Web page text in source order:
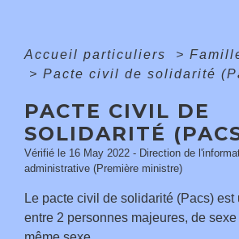
Accueil particuliers >
> Pacte civil de solidarité
PACTE CIVIL DE
SOLIDARITÉ
Vérifié le 16 May 2022 - Direction de
administrative (Première ministre)
Le pacte civil de solidarité (Pacs) est
entre 2 personnes majeures, de